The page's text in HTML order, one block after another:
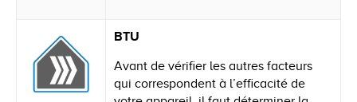
BTU
Avant de vérifier les autres facteurs
qui correspondent à l’efficacité de